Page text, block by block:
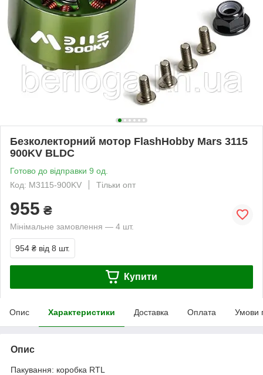
Безколекторний мотор FlashHobby Mars 3115
900KV BLDC
Готово до відправки 9 од.
Код: M3115-900KV
Тільки опт
955 ₴
Мінімальне замовлення — 4 шт.
954 ₴ від 8 шт.
Купити
Опис Характеристики Доставка Оплата Умови
Опис
Пакування: коробка RTL